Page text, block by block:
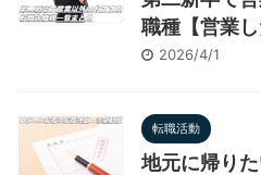
職種【営業し
2026/4/1
転職活動
地元に帰り